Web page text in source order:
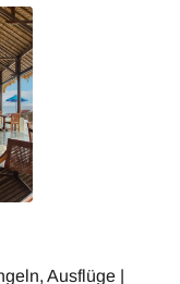
Ausflüge |